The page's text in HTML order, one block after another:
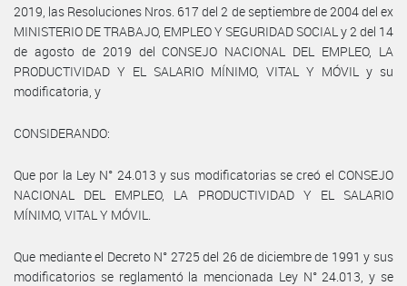
2019, las Resoluciones Nros. 617 del 2 de septiembre de 2004 del ex
MINISTERIO DE TRABAJO, EMPLEO Y SEGURIDAD SOCIAL y 2 del 14
de agosto de 2019 del CONSEJO NACIONAL DEL EMPLEO, LA
PRODUCTIVIDAD Y EL SALARIO MÍNIMO, VITAL Y MÓVIL y su
modificatoria, y
CONSIDERANDO:
Que por la Ley N° 24.013 y sus modificatorias se creó el CONSEJO
NACIONAL DEL EMPLEO, LA PRODUCTIVIDAD Y EL SALARIO
MÍNIMO, VITAL Y MÓVIL.
Que mediante el Decreto N° 2725 del 26 de diciembre de 1991 y sus
modificatorios se reglamentó la mencionada Ley N° 24.013, y se